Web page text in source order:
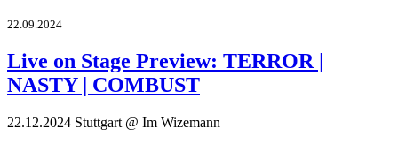
22.09.2024
Live on Stage Preview: TERROR |
NASTY | COMBUST
22.12.2024 Stuttgart @ Im Wizemann